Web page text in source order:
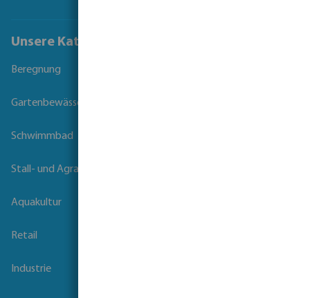
Unsere Kataloge
Beregnung
Gartenbewässerung
Schwimmbad
Stall- und Agrartechnik
Aquakultur
Retail
Industrie